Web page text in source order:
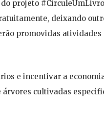
projeto
deixando
promovidas
e incentivar a
cultivadas